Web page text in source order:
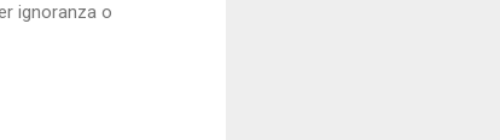
ignoranza o